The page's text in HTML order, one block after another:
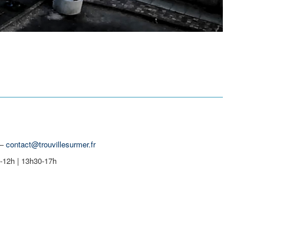
contact@trouvillesurmer.fr
| 13h30-17h